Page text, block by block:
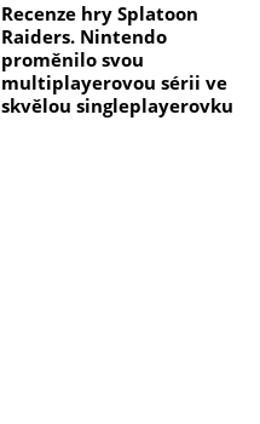
Recenze hry Splatoon
Raiders. Nintendo
proměnilo svou
multiplayerovou sérii ve
skvělou singleplayerovku